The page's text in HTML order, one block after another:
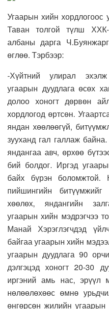
Угаарын хийн хордлогоос
Таван толгой түлш ХХК-
албаны дарга
өглөө. Тэрбээр:
-Хүйтний улирал эхэлж
угаарын дуудлага өсөх
долоо хоногт дөрвөн
хордлогод өртсөн.
яндан хөөлөөгүй,
зууханд гал галлаж
яндангаа авч, өрхөө
бий болдог. Иргэд
байх бүрэн боломжтой.
пийшингийн
хөөлөх, яндангийн
угаарын хийн мэдрэгчээ
Манай Хэрэглэгчдэд
байгаа угаарын хийн
угаарын дуудлага 90
дэлгэцэд хоногт 20-30
иргэний амь нас, эрүүл
нөлөөлөхөөс өмнө
өнгөрсөн жилийн угаарын